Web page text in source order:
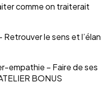
comme on traiterait
le sens et l’élan
empathie – Faire de ses
BONUS